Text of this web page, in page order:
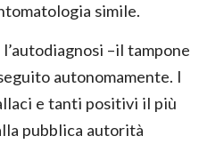
simile.
–il tampone
autonomamente. I
e tanti positivi il più
pubblica autorità